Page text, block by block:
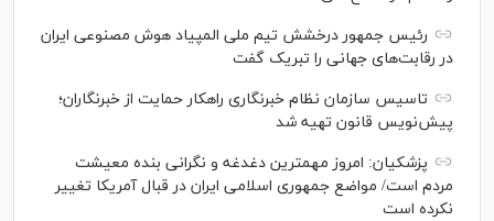
رئیس جمهور درخشش تیم ملی المپیاد هوش مصنوعی ایران
در رقابت‌های جهانی را تبریک گفت
تاسیس سازمان نظام خبرنگاری راهکار حمایت از خبرنگاران؛
پیش‌نویس قانون تهیه شد
پزشکیان: امروز مهمترین دغدغه و نگرانی بنده معیشت
مردم است/ مواضع جمهوری اسلامی ایران در قبال آمریکا تغییر
نکرده است